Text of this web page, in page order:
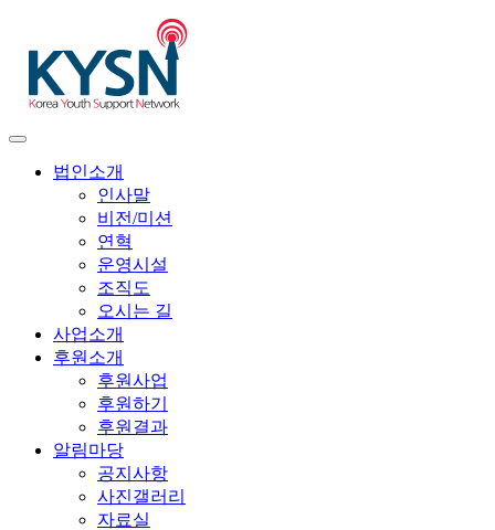
법인소개
인사말
비전/미션
연혁
운영시설
조직도
오시는 길
사업소개
후원소개
후원사업
후원하기
후원결과
알림마당
공지사항
사진갤러리
자료실